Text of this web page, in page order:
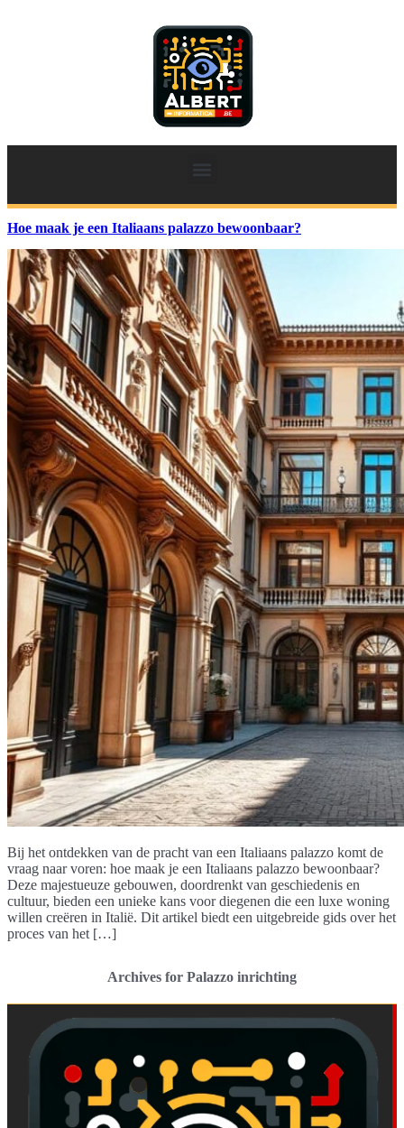
Hoe maak je een Italiaans palazzo bewoonbaar?
Bij het ontdekken van de pracht van een Italiaans palazzo komt de
vraag naar voren: hoe maak je een Italiaans palazzo bewoonbaar?
Deze majestueuze gebouwen, doordrenkt van geschiedenis en
cultuur, bieden een unieke kans voor diegenen die een luxe woning
willen creëren in Italië. Dit artikel biedt een uitgebreide gids over het
proces van het […]
Archives for Palazzo inrichting